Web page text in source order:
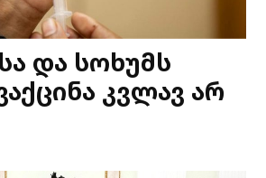
და სოხუმს
კვლავ არ